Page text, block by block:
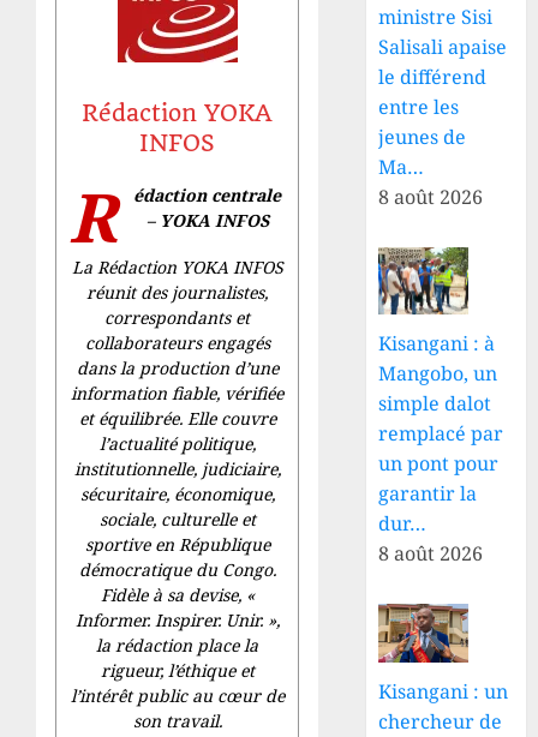
Rédaction YOKA
INFOS
R
édaction centrale
– YOKA INFOS
La Rédaction YOKA INFOS
réunit des journalistes,
correspondants et
collaborateurs engagés
dans la production d’une
information fiable, vérifiée
et équilibrée. Elle couvre
l’actualité politique,
institutionnelle, judiciaire,
sécuritaire, économique,
sociale, culturelle et
sportive en République
démocratique du Congo.
Fidèle à sa devise, «
Informer. Inspirer. Unir.»,
la rédaction place la
rigueur, l’éthique et
l’intérêt public au cœur de
son travail.
ministre Sisi
Salisali apaise
le différend
entre les
jeunes de
Ma…
8 août 2026
Kisangani : à
Mangobo, un
simple dalot
remplacé par
un pont pour
garantir la
dur…
8 août 2026
Kisangani : un
chercheur de